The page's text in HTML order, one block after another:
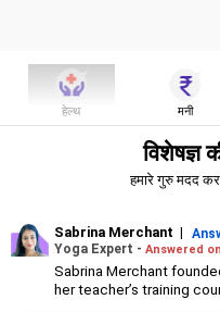
हेल्थ मनी
विशेषज्ञ
हमारे गुरु मदद
Sabrina Merchant |
Yoga Expert - Answered
Sabrina Merchant
her teacher’s training